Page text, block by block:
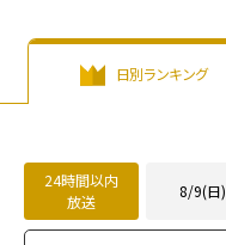
日別ランキング
24時間以内
放送
8/9(日)